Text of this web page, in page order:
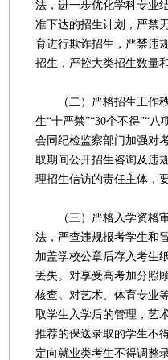
法，进一步优化学科专业
准下达的招生计划，严禁
育进行欺诈招生，严禁违
招生，严控大类招生数量
（二）严格招生工作秩
生“十严禁”“30个不得”“
会同纪检监察部门加强对
取期间公开招生咨询及违
理招生信访的责任主体，
（三）严格入学资格审
法，严查违规报考学生和
加盖学校公章后存入考生
丢失。对享受高考加分照
核查。对艺术、体育专业
取学生入学后的管理，艺
推荐的保送录取的学生不
定向就业类考生不得调整